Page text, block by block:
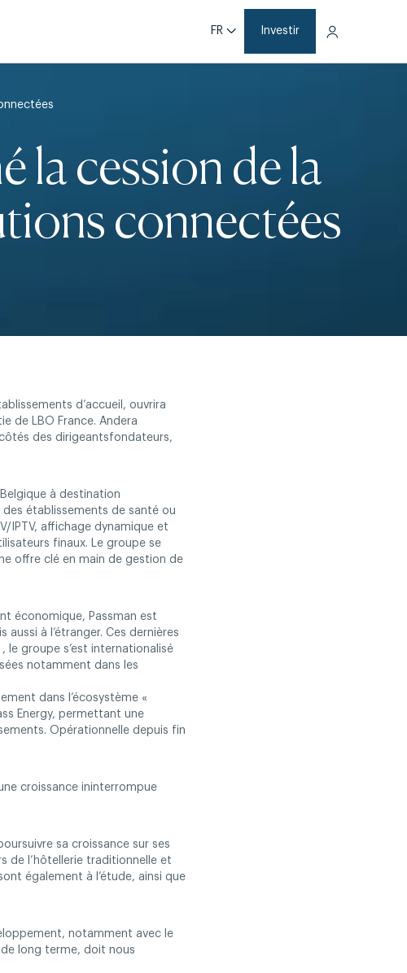
FR Investir
la cession de la
connectées
d’accueil, ouvrira
de LBO France. Andera
des dirigeantsfondateurs,
à destination
établissements de santé ou
IPTV, affichage dynamique et
finaux. Le groupe se
offre clé en main de gestion de
économique, Passman est
à l’étranger. Ces dernières
le groupe s’est internationalisé
notamment dans les
dans l’écosystème «
Energy, permettant une
Opérationnelle depuis fin
croissance ininterrompue
sa croissance sur ses
de l’hôtellerie traditionnelle et
également à l’étude, ainsi que
notamment avec le
de long terme, doit nous